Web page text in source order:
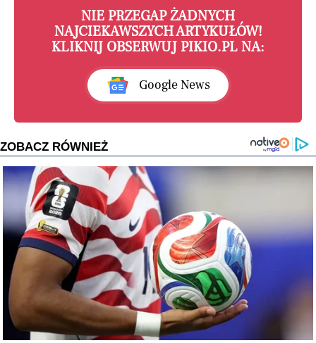
NIE PRZEGAP ŻADNYCH
NAJCIEKAWSZYCH ARTYKUŁÓW!
KLIKNIJ OBSERWUJ PIKIO.PL NA:
Google News
ZOBACZ RÓWNIEŻ